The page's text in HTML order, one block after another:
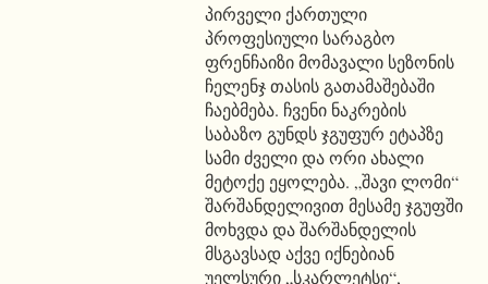
პირველი ქართული
პროფესიული სარაგბო
ფრენჩაიზი მომავალი სეზონის
ჩელენჯ თასის გათამაშებაში
ჩაებმება. ჩვენი ნაკრების
საბაზო გუნდს ჯგუფურ ეტაპზე
სამი ძველი და ორი ახალი
მეტოქე ეყოლება. „შავი ლომი“
შარშანდელივით მესამე ჯგუფში
მოხვდა და შარშანდელის
მსგავსად აქვე იქნებიან
უელსური „სკარლეტსი“,